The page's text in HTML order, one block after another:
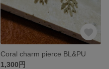
Coral charm pierce BL&PU
1,300円